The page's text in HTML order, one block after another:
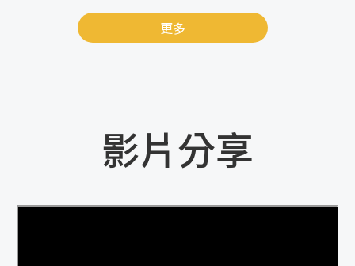
更多
影片分享